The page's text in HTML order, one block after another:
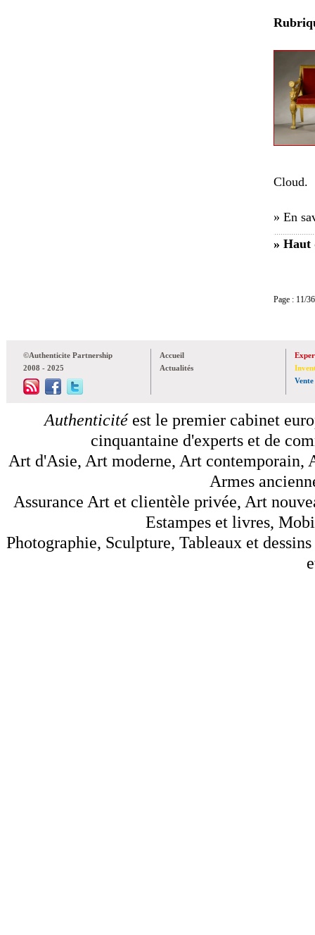
Cloud.
» En
» Haut
Page :
©Authenticite Partnership
2008 - 2025
Accueil
Actualités
Vente
Authenticitéest le premier cabinet
cinquantaine d'experts et de
Art d'Asie, Art moderne, Art contemporain,
Armes
Assurance Art et clientèle privée, Art
Estampes et livres,
Photographie, Sculpture, Tableaux et